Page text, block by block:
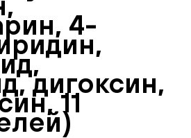
4-
дигоксин,
11